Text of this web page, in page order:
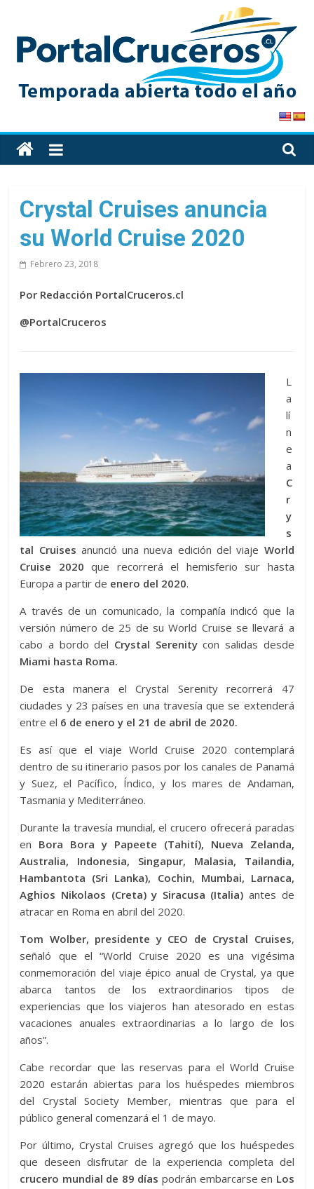
content
PortalCruceros
Toda
la
de
cruceros
en
un
solo
Crystal Cruises anuncia
su World Cruise 2020
Febrero 23, 2018
Por Redacción PortalCruceros.cl
@PortalCruceros
L
a
lí
n
e
a
C
r
y
s
tal Cruises anunció una nueva edición del viaje World
Cruise 2020 que recorrerá el hemisferio sur hasta
Europa a partir de enero del 2020.
A través de un comunicado, la compañía indicó que la
versión número de 25 de su World Cruise se llevará a
cabo a bordo del Crystal Serenitycon salidas desde
Miami hasta Roma.
De esta manera el Crystal Serenity recorrerá 47
ciudades y 23 países en una travesía que se extenderá
entre el 6 de enero y el 21 de abril de 2020.
Es así que el viaje World Cruise 2020 contemplará
dentro de su itinerario pasos por los canales de Panamá
y Suez, el Pacífico, Índico, y los mares de Andaman,
Tasmania y Mediterráneo.
Durante la travesía mundial, el crucero ofrecerá paradas
en Bora Bora y Papeete (Tahití), Nueva Zelanda,
Australia, Indonesia, Singapur, Malasia, Tailandia,
Hambantota (Sri Lanka), Cochin, Mumbai, Larnaca,
Aghios Nikolaos (Creta) y Siracusa (Italia) antes de
atracar en Roma en abril del 2020.
Tom Wolber, presidente y CEO de Crystal Cruises,
señaló que el “World Cruise 2020 es una vigésima
conmemoración del viaje épico anual de Crystal, ya que
abarca tantos de los extraordinarios tipos de
experiencias que los viajeros han atesorado en estas
vacaciones anuales extraordinarias a lo largo de los
años”.
Cabe recordar que las reservas para el World Cruise
2020 estarán abiertas para los huéspedes miembros
del Crystal Society Member, mientras que para el
público general comenzará el 1 de mayo.
Por último, Crystal Cruises agregó que los huéspedes
que deseen disfrutar de la experiencia completa del
crucero mundial de 89 días podrán embarcarse en Los